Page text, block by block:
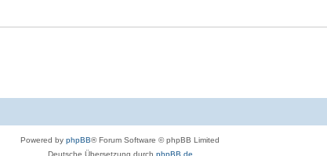
Powered by phpBB® Forum Software © phpBB Limited
Deutsche Übersetzung durch phpBB.de